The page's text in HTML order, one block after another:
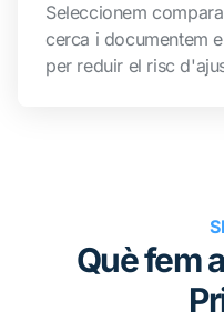
Seleccionem
cerca i documentem
per reduir el risc
Què fem